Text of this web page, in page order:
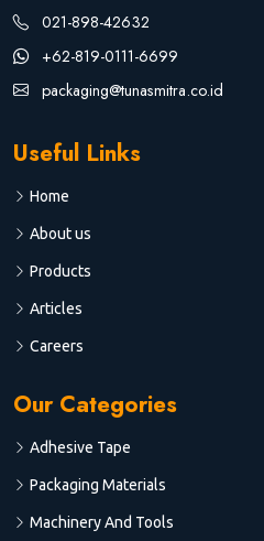
021-898-42632
+62-819-0111-6699
packaging@tunasmitra.co.id
Useful Links
Home
About us
Products
Articles
Careers
Our Categories
Adhesive Tape
Packaging Materials
Machinery And Tools